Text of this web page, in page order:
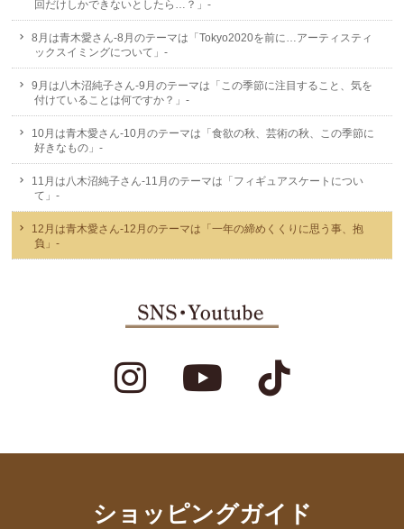
回だけしかできないとしたら…？」-
8月は青木愛さん-8月のテーマは「Tokyo2020を前に…アーティスティ
ックスイミングについて」-
9月は八木沼純子さん-9月のテーマは「この季節に注目すること、気を
付けていることは何ですか？」-
10月は青木愛さん-10月のテーマは「食欲の秋、芸術の秋、この季節に
好きなもの」-
11月は八木沼純子さん-11月のテーマは「フィギュアスケートについ
て」-
12月は青木愛さん-12月のテーマは「一年の締めくくりに思う事、抱
負」-
ショッピングガイド